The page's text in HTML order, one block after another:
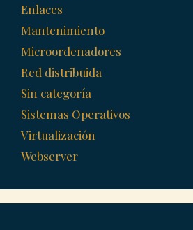
Enlaces
Mantenimiento
Microordenadores
Red distribuida
Sin categoría
Sistemas Operativos
Virtualización
Webserver